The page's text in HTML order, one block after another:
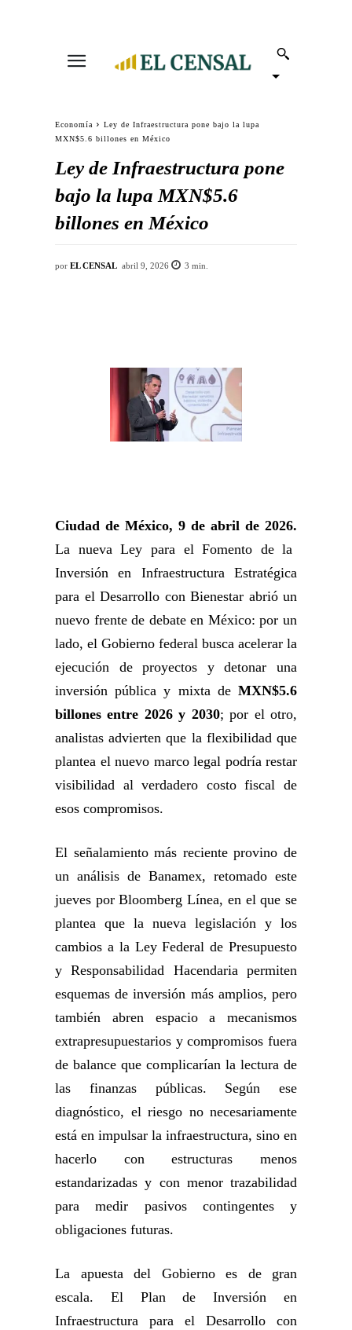
Economía
Ley de Infraestructura pone bajo la lupa
MXN$5.6 billones en México
Ley de Infraestructura pone
bajo la lupa MXN$5.6
billones en México
por EL CENSAL abril 9, 2026 3 min.
Ciudad de México, 9 de abril de 2026.
La nueva Ley para el Fomento de la
Inversión en Infraestructura Estratégica
para el Desarrollo con Bienestar abrió un
nuevo frente de debate en México: por un
lado, el Gobierno federal busca acelerar la
ejecución de proyectos y detonar una
inversión pública y mixta de MXN$5.6
billones entre 2026 y 2030; por el otro,
analistas advierten que la flexibilidad que
plantea el nuevo marco legal podría restar
visibilidad al verdadero costo fiscal de
esos compromisos.
El señalamiento más reciente provino de
un análisis de Banamex, retomado este
jueves por Bloomberg Línea, en el que se
plantea que la nueva legislación y los
cambios a la Ley Federal de Presupuesto
y Responsabilidad Hacendaria permiten
esquemas de inversión más amplios, pero
también abren espacio a mecanismos
extrapresupuestarios y compromisos fuera
de balance que complicarían la lectura de
las finanzas públicas. Según ese
diagnóstico, el riesgo no necesariamente
está en impulsar la infraestructura, sino en
hacerlo con estructuras menos
estandarizadas y con menor trazabilidad
para medir pasivos contingentes y
obligaciones futuras.
La apuesta del Gobierno es de gran
escala. El Plan de Inversión en
Infraestructura para el Desarrollo con